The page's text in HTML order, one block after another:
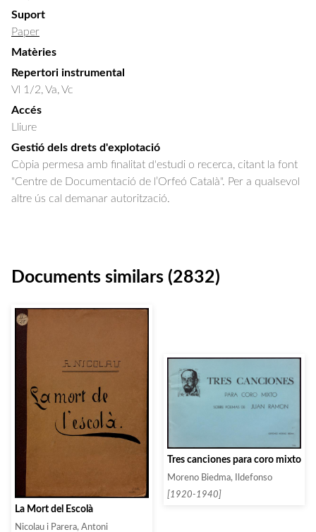
Suport
Paper
Matèries
Repertori instrumental
Vl 1/2, Va, Vc
Accés
Lliure
Gestió dels drets d'explotació
Còpia permesa amb finalitat d'estudi o recerca, citant la font
"Centre de Documentació de l’Orfeó Català". Per a qualsevol
altre ús cal demanar autorització.
Documents similars (2832)
La Mort del Escolà
Nicolau i Parera, Antoni
Tres canciones para coro mixto
Moreno Biedma, Ildefonso
[1920-1940]